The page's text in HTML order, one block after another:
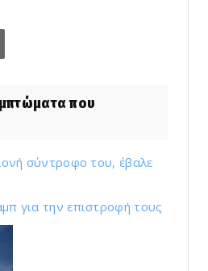
που
σύντροφο του, έβαλε
για την επιστροφή τους